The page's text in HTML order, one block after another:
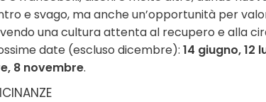
e svago, ma anche un’opportunità per
una cultura attenta al recupero e alla
date (escluso dicembre): 14 giugno, 12
8 novembre.